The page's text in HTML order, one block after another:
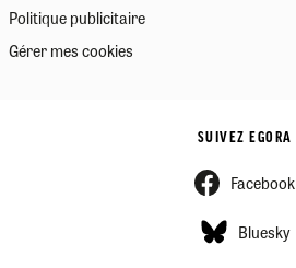
Politique publicitaire
Gérer mes cookies
SUIVEZ EGORA
Facebook
Bluesky